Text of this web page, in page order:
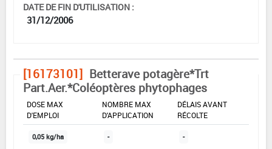
DATE DE FIN D'UTILISATION :
31/12/2006
[16173101] Betterave potagère*Trt
Part.Aer.*Coléoptères phytophages
DOSE MAX
D'EMPLOI
NOMBRE MAX
D'APPLICATION
DÉLAIS AVANT
RÉCOLTE
0,05 kg/ha - -